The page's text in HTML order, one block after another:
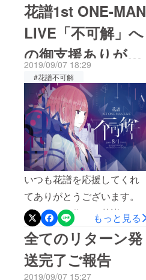
花譜1st ONE-MAN
LIVE「不可解」へ
の御支援ありがと
うございました！
2019/09/07 18:29
#花譜不可解
いつも花譜を応援してくれ
てありがとうございます。
「みんなで作る！花譜
ファーストワンマンライ
ブ」のクラウドファンディ
ングのリターンが本日全て
もっと見る
全てのリターン発
送完了ご報告
2019/09/07 15:27